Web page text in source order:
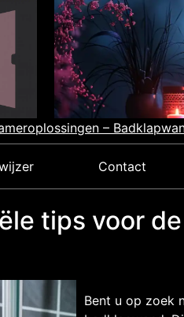
–
Contact
tips voor
Bent u op zoek